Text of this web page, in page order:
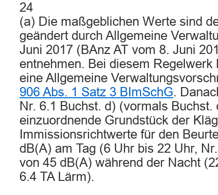
24
(a) Die maßgeblichen Werte sind
geändert durch Allgemeine
Juni 2017 (BAnz AT vom 8. Juni
entnehmen. Bei diesem Regelwerk
eine Allgemeine
906 Abs. 1 Satz 3 BImSchG.
Nr. 6.1 Buchst. d) (vormals Buchst.
einzuordnende Grundstück der
Immissionsrichtwerte für den
dB(A) am Tag (6 Uhr bis 22 Uhr,
von 45 dB(A) während der Nacht
6.4 TA Lärm).